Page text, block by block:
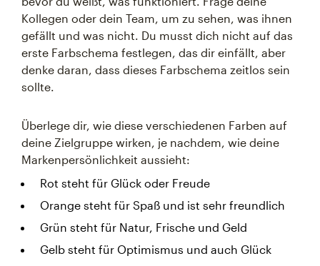
Kollegen oder dein Team, um zu sehen, was ihnen
gefällt und was nicht. Du musst dich nicht auf das
erste Farbschema festlegen, das dir einfällt, aber
denke daran, dass dieses Farbschema zeitlos sein
sollte.
Überlege dir, wie diese verschiedenen Farben auf
deine Zielgruppe wirken, je nachdem, wie deine
Markenpersönlichkeit aussieht:
Rot steht für Glück oder Freude
Orange steht für Spaß und ist sehr freundlich
Grün steht für Natur, Frische und Geld
Gelb steht für Optimismus und auch Glück